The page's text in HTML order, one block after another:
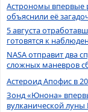
Астрономы впервые
объяснили её
5 августа
готовятся к
NASA отправит два
сложных маневров
Астероид Апофис в
Зонд «Юнона»
вулканической луны